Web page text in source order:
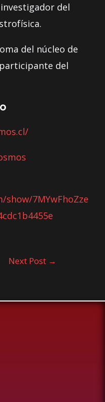
del
del núcleo de
del
7MYwFhoZze
Next Post →